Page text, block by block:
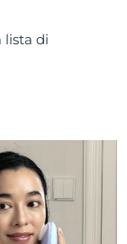
lista di
stimata
stimata
stimata